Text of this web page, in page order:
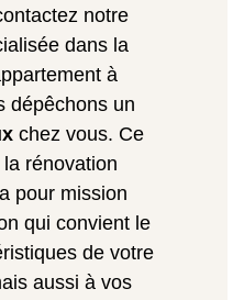
notre
dans la
à
dépêchons un
chez vous. Ce
rénovation
pour mission
qui convient le
de votre
aussi à vos